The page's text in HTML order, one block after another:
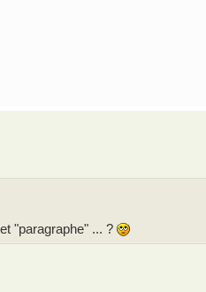
"paragraphe" ... ?